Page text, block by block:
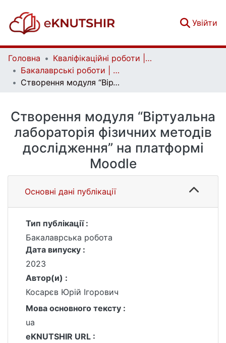
Увійти
Головна
Кваліфікаційні роботи | Qualifying works
Бакалаврські роботи | Bachelor theses
Створення модуля “Віртуальна лабораторія фізичних методів дослідження” на платформі Moodle
Створення модуля “Віртуальна
лабораторія фізичних методів
дослідження” на платформі
Moodle
Основні дані публікації
Тип публікації :
Бакалаврська робота
Дата випуску :
2023
Автор(и) :
Косарєв Юрій Ігорович
Мова основного тексту :
ua
eKNUTSHIR URL :